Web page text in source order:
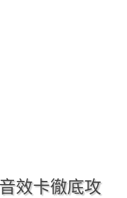
效卡徹底攻